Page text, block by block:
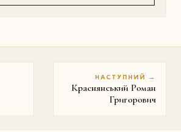
НАСТУПНИЙ →
Краснянський Роман
Григорович